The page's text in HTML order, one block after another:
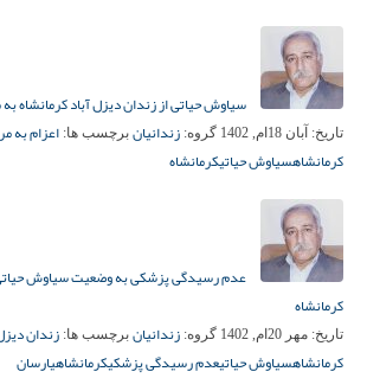
سیاوش حیاتی از زندان دیزل آباد کرمانشاه
تاریخ: آبان 18ام, 1402 گروه: زندانیان برچسب ها: اعزام به
کرمانشاهسیاوش حیاتیکرمانشاه
عدم رسیدگی پزشکی به وضعیت سیاوش حیاتی
کرمانشاه
تاریخ: مهر 20ام, 1402 گروه: زندانیان برچسب ها: زندان
کرمانشاهسیاوش حیاتیعدم رسیدگی پزشکیکرمانشاهیارسان